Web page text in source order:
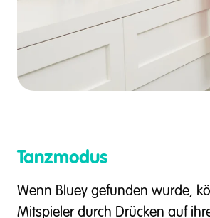
Tanzmodus
Wenn Bluey gefunden wurde,
Mitspieler durch Drücken auf